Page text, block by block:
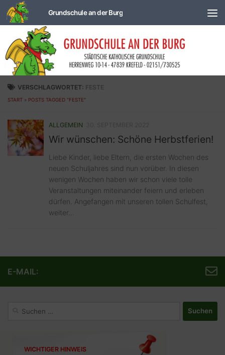
Zum Inhalt springen
VERSCHLAGWORTET: FESTE
START » POSTS TAGGED "FESTE"
ALLGEMEIN
Wir wünschen: Schöne Herbstferien!
Liebe Kinder, liebe Eltern, die ersten Wochen des
neuen Schuljahres sind nun vorüber. In diesen
wenigen Wochen haben wir schon viele tolle
Veranstaltungen miteinander feiern und erleben
dürfen. Angefangen mit unseren tollen Schulfest,
weiter...
E-MAIL:
WICHTIGER HINWEIS